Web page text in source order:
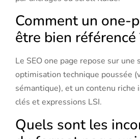
Comment un one-
être bien référencé
Le SEO one page repose sur une
optimisation technique poussée
sémantique), et un contenu
clés et expressions LSI.
Quels sont les